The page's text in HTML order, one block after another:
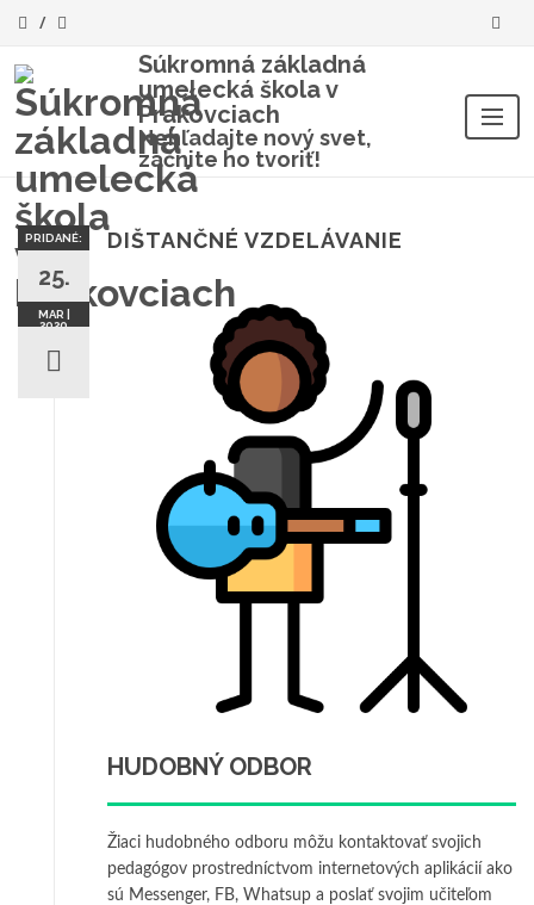
Súkromná základná
umelecká škola v
Prakovciach
Nehľadajte nový svet,
začnite ho tvoriť!
to
content
PRIDANÉ:
25.
MAR |
2020
DIŠTANČNÉ VZDELÁVANIE
HUDOBNÝ ODBOR
Žiaci hudobného odboru môžu kontaktovať svojich
pedagógov prostredníctvom internetových aplikácií ako
sú Messenger, FB, Whatsup a poslať svojim učiteľom